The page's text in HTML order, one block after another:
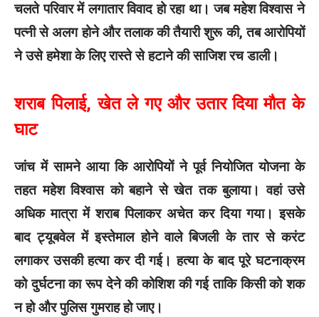
चलते परिवार में लगातार विवाद हो रहा था। जब महेश विश्वास ने
पत्नी से अलग होने और तलाक की तैयारी शुरू की, तब आरोपियों
ने उसे हमेशा के लिए रास्ते से हटाने की साजिश रच डाली।
शराब पिलाई, खेत ले गए और उतार दिया मौत के
घाट
जांच में सामने आया कि आरोपियों ने पूर्व नियोजित योजना के
तहत महेश विश्वास को बहाने से खेत तक बुलाया। वहां उसे
अधिक मात्रा में शराब पिलाकर अचेत कर दिया गया। इसके
बाद ट्यूबवेल में इस्तेमाल होने वाले बिजली के तार से करंट
लगाकर उसकी हत्या कर दी गई। हत्या के बाद पूरे घटनाक्रम
को दुर्घटना का रूप देने की कोशिश की गई ताकि किसी को शक
न हो और पुलिस गुमराह हो जाए।